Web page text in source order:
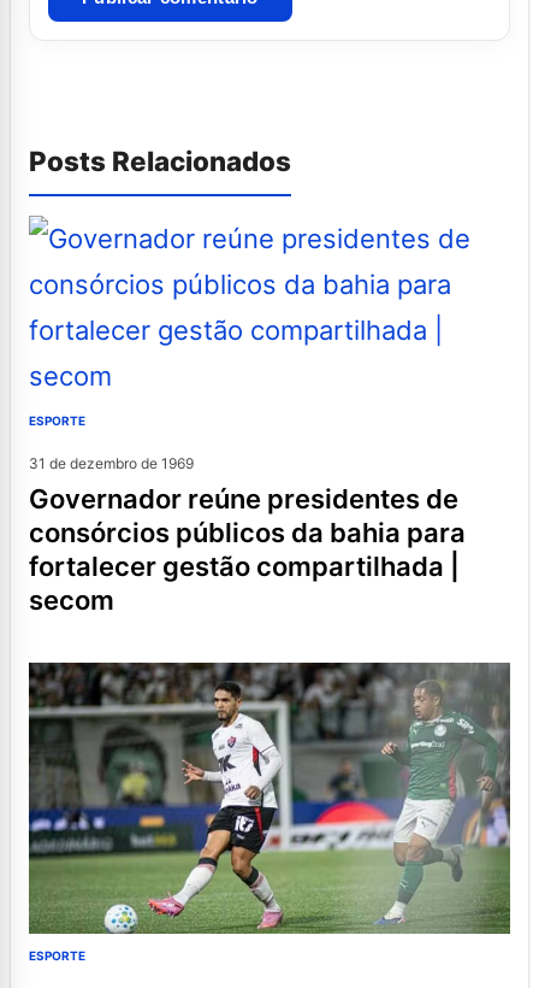
Posts Relacionados
ESPORTE
31 de dezembro de 1969
governador reúne presidentes de
consórcios públicos da bahia para
fortalecer gestão compartilhada |
secom
ESPORTE